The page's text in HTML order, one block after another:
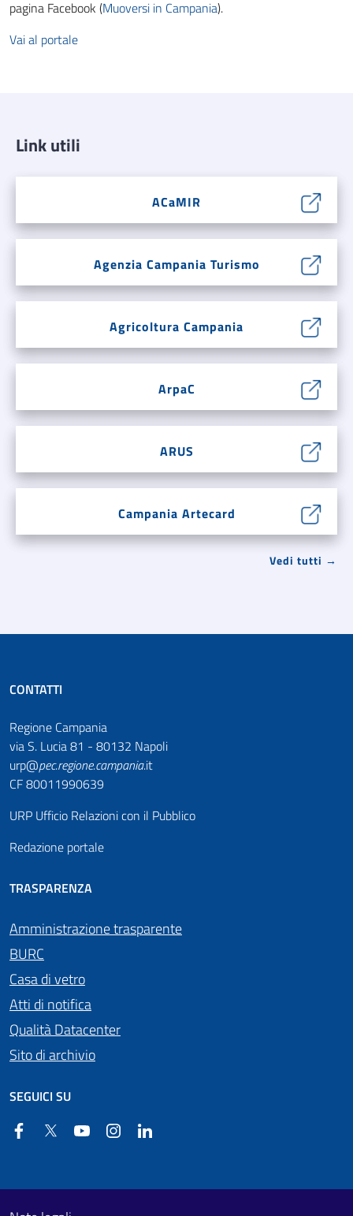
pagina Facebook (Muoversi in Campania).
Vai al portale
Link utili
ACaMIR
Agenzia Campania Turismo
Agricoltura Campania
ArpaC
ARUS
Campania Artecard
Vedi tutti →
CONTATTI
Regione Campania
via S. Lucia 81 - 80132 Napoli
urp@pec.regione.campania.it
CF 80011990639
URP Ufficio Relazioni con il Pubblico
Redazione portale
TRASPARENZA
Amministrazione trasparente
BURC
Casa di vetro
Atti di notifica
Qualità Datacenter
Sito di archivio
SEGUICI SU
FacebookTwitter YouTube Instagram
Footer First
Useful links section